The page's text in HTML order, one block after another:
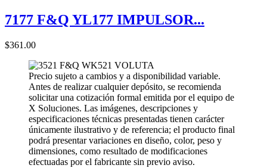
7177 F&Q YL177 IMPULSOR...
$361.00
Precio sujeto a cambios y a disponibilidad variable.
Antes de realizar cualquier depósito, se recomienda
solicitar una cotización formal emitida por el equipo de
X Soluciones. Las imágenes, descripciones y
especificaciones técnicas presentadas tienen carácter
únicamente ilustrativo y de referencia; el producto final
podrá presentar variaciones en diseño, color, peso y
dimensiones, como resultado de modificaciones
efectuadas por el fabricante sin previo aviso.